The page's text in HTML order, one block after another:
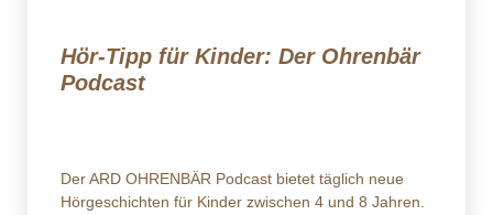
Hör-Tipp für Kinder: Der Ohrenbär
Podcast
Der ARD OHRENBÄR Podcast bietet täglich neue
Hörgeschichten für Kinder zwischen 4 und 8 Jahren.